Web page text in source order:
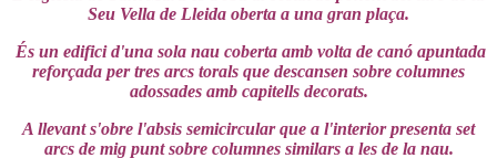
Seu Vella de Lleida oberta a una gran plaça.
És un edifici d'una sola nau coberta amb volta de canó apuntada
reforçada per tres arcs torals que descansen sobre columnes
adossades amb capitells decorats.
A llevant s'obre l'absis semicircular que a l'interior presenta set
arcs de mig punt sobre columnes similars a les de la nau.